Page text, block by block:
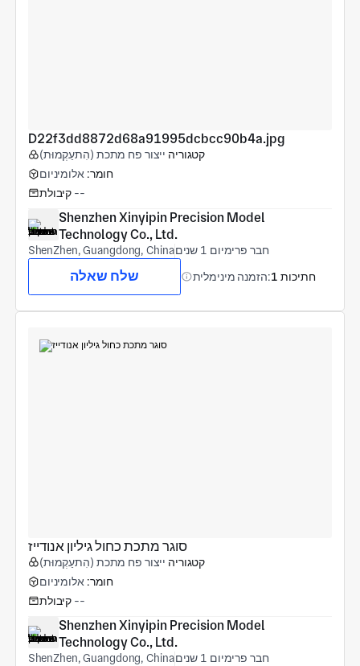
D22f3dd8872d68a91995dcbcc90b4a.jpg
קטגוריה ייצור פח מתכת (הִתעַקְמוּת)
חומר: אלומיניום
קיבולת --
Shenzhen Xinyipin Precision Model
Technology Co., Ltd.
ShenZhen, Guangdong, China חבר פרימיום 1 שנים
שלח שאלה הזמנה מינימלית: 1 חתיכות
סוגר מתכת כחול גיליון אנודייז
קטגוריה ייצור פח מתכת (הִתעַקְמוּת)
חומר: אלומיניום
קיבולת --
Shenzhen Xinyipin Precision Model
Technology Co., Ltd.
ShenZhen, Guangdong, China חבר פרימיום 1 שנים